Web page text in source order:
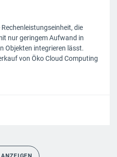
Rechenleistungseinheit, die
nur geringem Aufwand in
Objekten integrieren lässt.
von Öko Cloud Computing